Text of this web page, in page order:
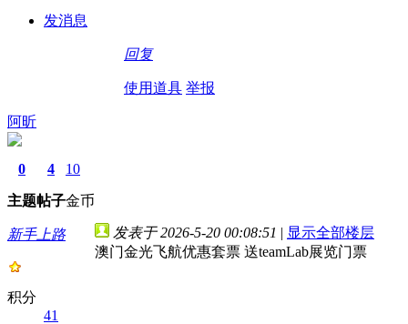
发消息
回复
使用道具 举报
阿昕
0
主题
4
帖子
10
金币
新手上路
积分
41
发表于 2026-5-20 00:08:51 | 显示全部楼层
澳门金光飞航优惠套票 送teamLab展览门票